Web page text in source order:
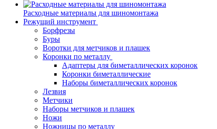
Расходные материалы для шиномонтажа
Режущий инструмент
Борфрезы
Буры
Воротки для метчиков и плашек
Коронки по металлу
Адаптеры для биметаллических коронок
Коронки биметаллические
Наборы биметаллических коронок
Лезвия
Метчики
Наборы метчиков и плашек
Ножи
Ножницы по металлу